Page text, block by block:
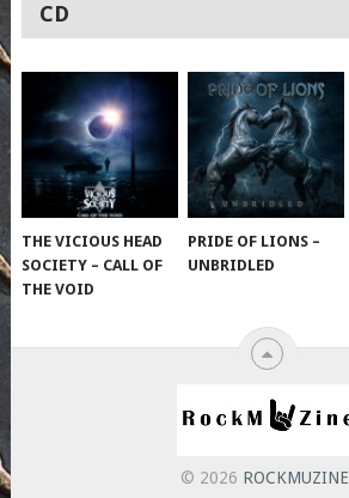
CD
THE VICIOUS HEAD
SOCIETY – CALL OF
THE VOID
PRIDE OF LIONS –
UNBRIDLED
© 2026 ROCKMUZINE